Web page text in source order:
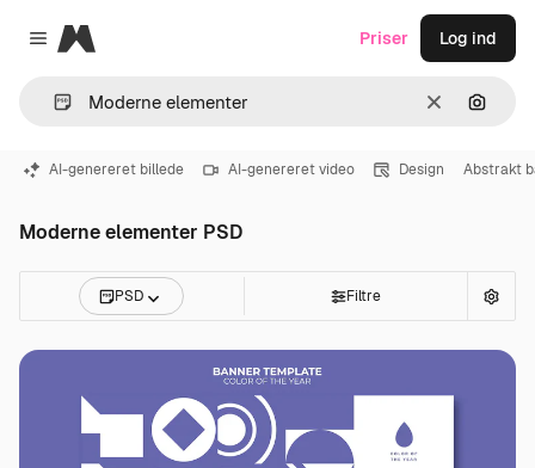
Close menu
Magnific
Klar Søg
Priser Log ind
AI-genereret billede AI-genereret video Design Abstrakt
Moderne elementer PSD
PSD Filtre